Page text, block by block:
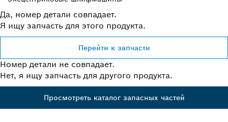
Да, номер детали совпадает.
Я ищу запчасть для этого продукта.
Перейти к запчасти
Номер детали не совпадает.
Нет, я ищу запчасть для другого продукта.
Просмотреть каталог запасных частей